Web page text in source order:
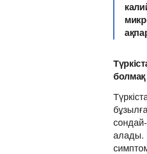
болмақ
алады.